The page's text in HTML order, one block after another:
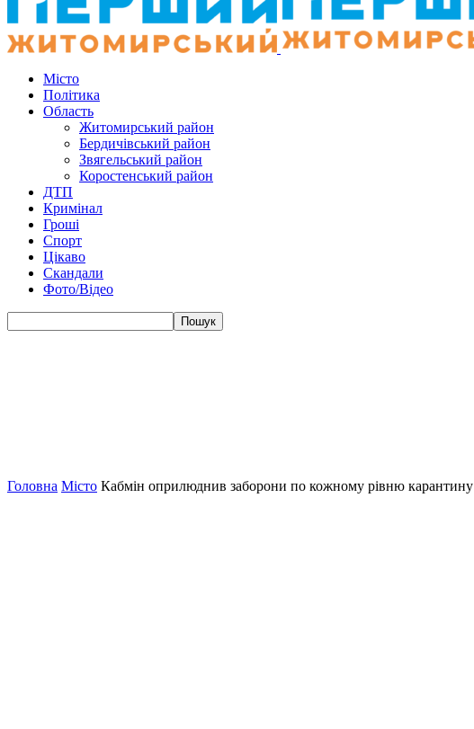
Місто
Політика
Область
Житомирський район
Бердичівський район
Звягельський район
Коростенський район
ДТП
Кримінал
Гроші
Спорт
Цікаво
Скандали
Фото/Відео
Головна Місто Кабмін оприлюднив заборони по кожному рівню карантину